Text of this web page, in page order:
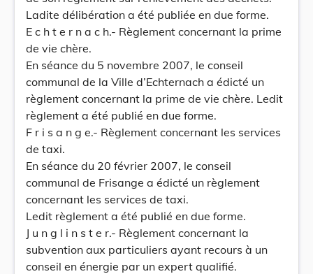
Ladite délibération a été publiée en due forme.
E c h t e r n a c h.- Règlement concernant la prime
de vie chère.
En séance du 5 novembre 2007, le conseil
communal de la Ville d’Echternach a édicté un
règlement concernant la prime de vie chère. Ledit
règlement a été publié en due forme.
F r i s a n g e.- Règlement concernant les services
de taxi.
En séance du 20 février 2007, le conseil
communal de Frisange a édicté un règlement
concernant les services de taxi.
Ledit règlement a été publié en due forme.
J u n g l i n s t e r.- Règlement concernant la
subvention aux particuliers ayant recours à un
conseil en énergie par un expert qualifié.